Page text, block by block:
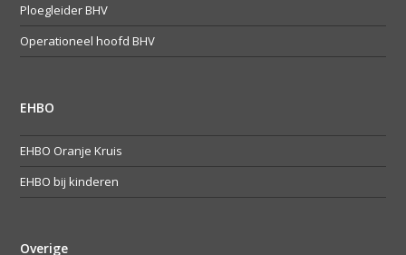
Ploegleider BHV
Operationeel hoofd BHV
EHBO
EHBO Oranje Kruis
EHBO bij kinderen
Overige